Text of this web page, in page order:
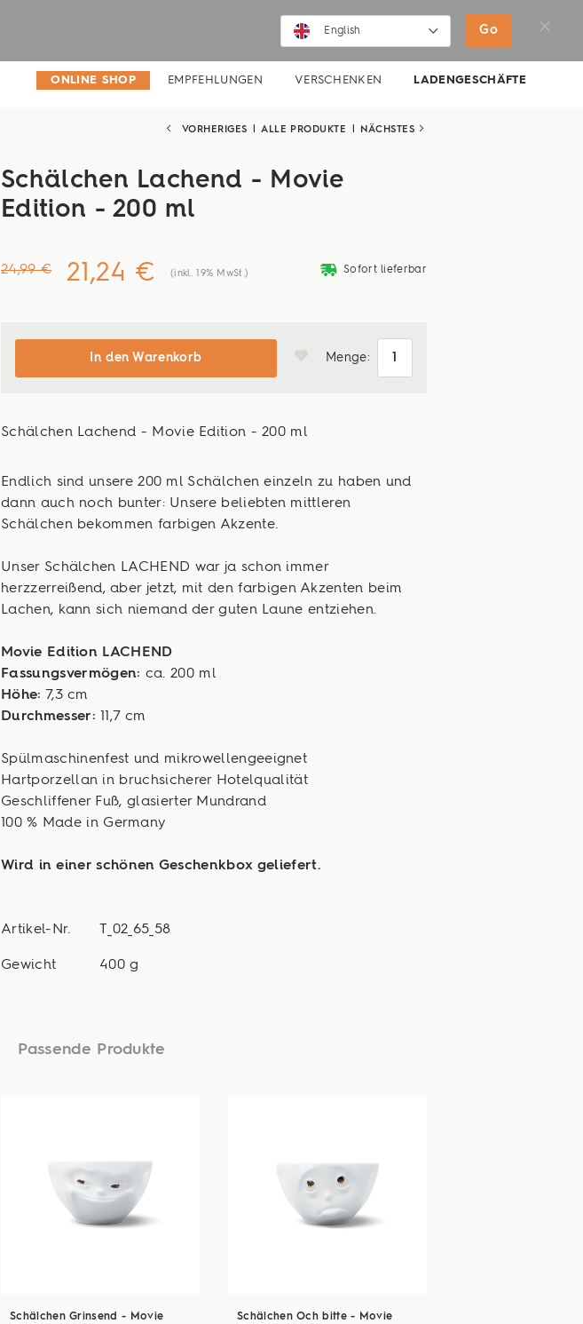
English
English
Go
MOVIES NEWS
ONLINE SHOP EMPFEHLUNGEN VERSCHENKEN LADENGESCHÄFTE
VORHERIGES ALLE PRODUKTE NÄCHSTES
Schälchen Lachend - Movie
Edition - 200 ml
24,99 € 21,24 € (inkl. 19% MwSt.) deliveryvan Sofort lieferbar
In den Warenkorb Menge:
Schälchen Lachend - Movie Edition - 200 ml
Endlich sind unsere 200 ml Schälchen einzeln zu haben und
dann auch noch bunter: Unsere beliebten mittleren
Schälchen bekommen farbigen Akzente.
Unser Schälchen LACHEND war ja schon immer
herzzerreißend, aber jetzt, mit den farbigen Akzenten beim
Lachen, kann sich niemand der guten Laune entziehen.
Movie Edition LACHEND
Fassungsvermögen: ca. 200 ml
Höhe: 7,3 cm
Durchmesser: 11,7 cm
Spülmaschinenfest und mikrowellengeeignet
Hartporzellan in bruchsicherer Hotelqualität
Geschliffener Fuß, glasierter Mundrand
100 % Made in Germany
Wird in einer schönen Geschenkbox geliefert.
Artikel-Nr. T_02_65_58
Gewicht 400 g
Passende Produkte
Schälchen Grinsend - Movie
Schälchen Och bitte - Movie